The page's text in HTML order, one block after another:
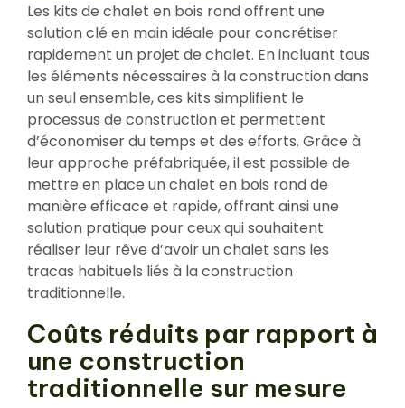
Les kits de chalet en bois rond offrent une
solution clé en main idéale pour concrétiser
rapidement un projet de chalet. En incluant tous
les éléments nécessaires à la construction dans
un seul ensemble, ces kits simplifient le
processus de construction et permettent
d’économiser du temps et des efforts. Grâce à
leur approche préfabriquée, il est possible de
mettre en place un chalet en bois rond de
manière efficace et rapide, offrant ainsi une
solution pratique pour ceux qui souhaitent
réaliser leur rêve d’avoir un chalet sans les
tracas habituels liés à la construction
traditionnelle.
Coûts réduits par rapport à
une construction
traditionnelle sur mesure